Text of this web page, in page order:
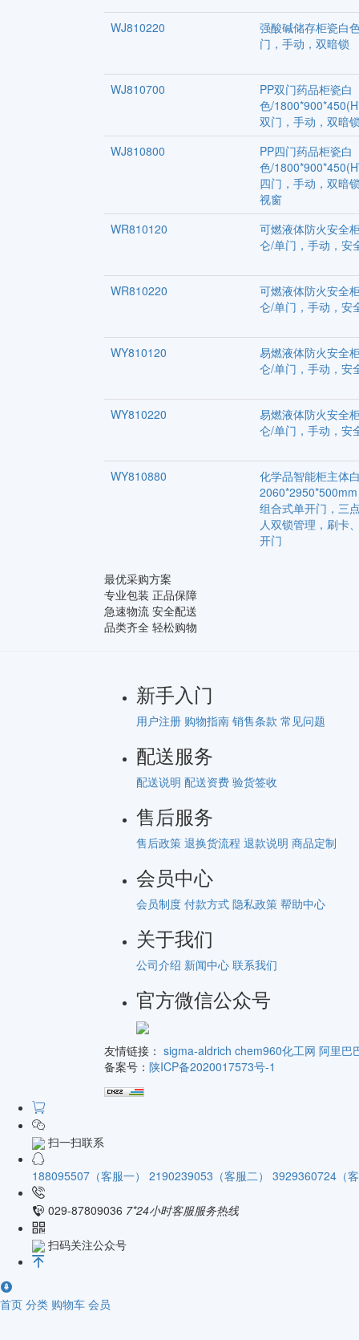
WJ810220
强酸碱储存柜瓷白
门，手动，双暗锁
WJ810700
PP双门药品柜瓷白
色/
双门，手动，双暗
WJ810800
PP四门药品柜瓷白
色/
四门，手动，双暗
视窗
WR810120
可燃液体防火安全
仑/单门，手动，安
WR810220
可燃液体防火安全
仑/单门，手动，安
WY810120
易燃液体防火安全
仑/单门，手动，安
WY810220
易燃液体防火安全
仑/单门，手动，安
WY810880
化学品智能柜主体
组合式单开门，三
人双锁管理，刷卡
开门
最优采购方案
专业包装 正品保障
急速物流 安全配送
品类齐全 轻松购物
新手入门
用户注册 购物指南 销售条款 常见问题
配送服务
配送说明 配送资费 验货签收
售后服务
售后政策 退换货流程 退款说明 商品定制
会员中心
会员制度 付款方式 隐私政策 帮助中心
关于我们
公司介绍 新闻中心 联系我们
官方微信公众号
友情链接： sigma-aldrich chem960化工网 阿里巴
备案号： 陕ICP备2020017573号-1
扫一扫联系
188095507（客服一） 2190239053（客服二） 3929360724（
029-87809036 7*24小时客服服务热线
扫码关注公众号
首页 分类 购物车 会员